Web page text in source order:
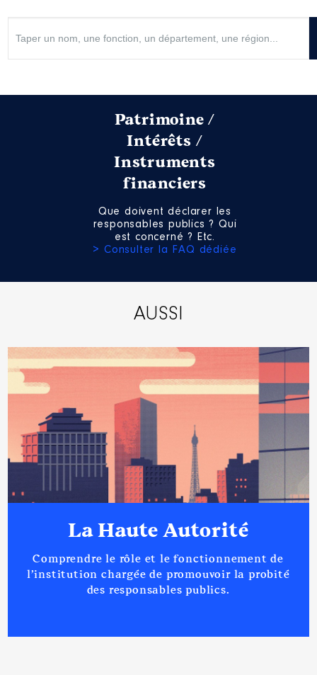
Patrimoine /
Intérêts /
Instruments
financiers
Que doivent déclarer les
responsables publics ? Qui
est concerné ? Etc.
> Consulter la FAQ dédiée
AUSSI
La Haute Autorité
Comprendre le rôle et le fonctionnement de
l’institution chargée de promouvoir la probité
des responsables publics.